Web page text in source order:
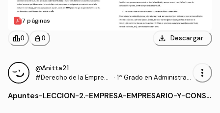
7 páginas
leaderboard0 personal_bag 0 download Descargar
@Anitta21
#Derecho de la Empres
· 1º Grado en Administraci
sas (UA)
more_vert
Apuntes-LECCION-2.-EMPRESA-EMPRESARIO-Y-CONSU